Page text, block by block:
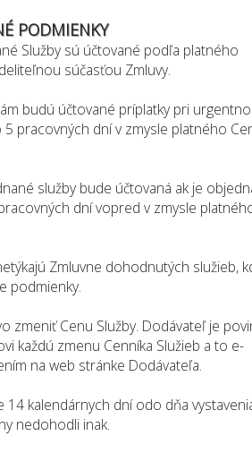
PODMIENKY
Služby sú účtované podľa platného
súčasťou Zmluvy.
budú účtované príplatky pri
pracovných dní v zmysle platného
služby bude účtovaná ak je
dní vopred v zmysle
Zmluvne dohodnutých služieb,
podmienky.
zmeniť Cenu Služby. Dodávateľ je
každú zmenu Cenníka Služieb a to e-
na web stránke Dodávateľa.
14 kalendárnych dní odo dňa
nedohodli inak.